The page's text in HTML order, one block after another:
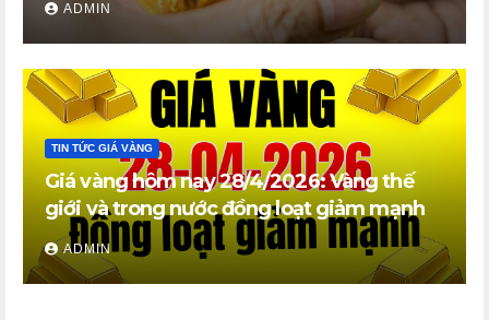
ADMIN
TIN TỨC GIÁ VÀNG
Giá vàng hôm nay 28/4/2026: Vàng thế
giới và trong nước đồng loạt giảm mạnh
ADMIN